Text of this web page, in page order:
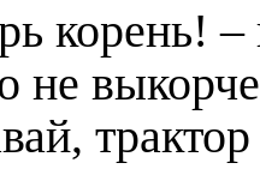
корень!
не